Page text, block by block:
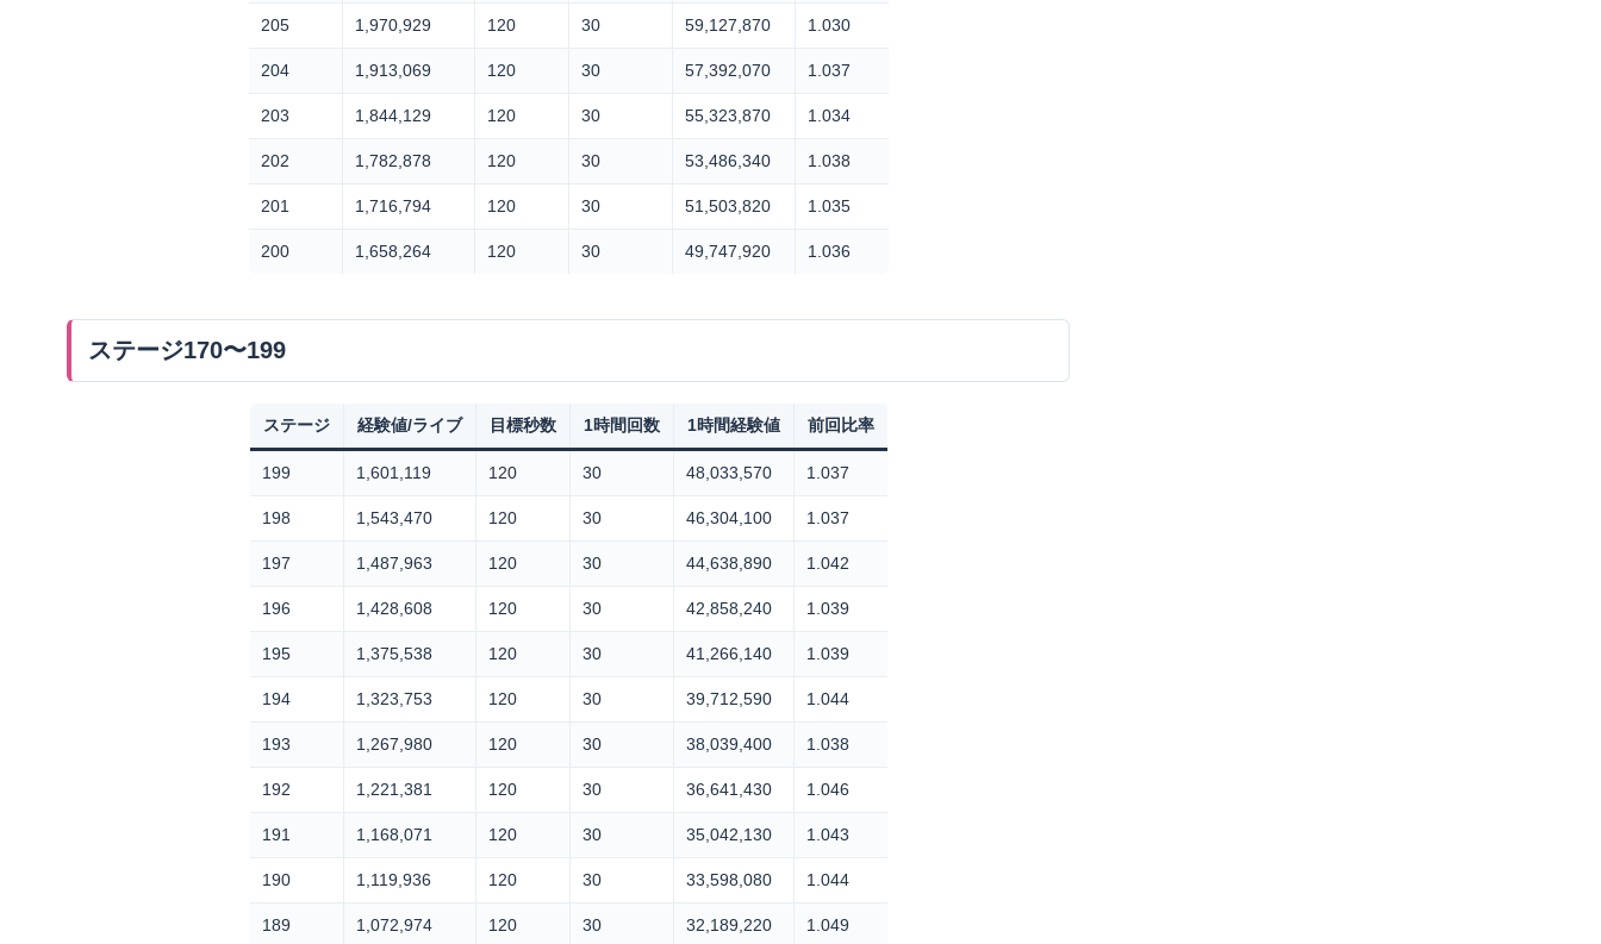
205 1,970,929 120 30 59,127,870 1.030
204 1,913,069 120 30 57,392,070 1.037
203 1,844,129 120 30 55,323,870 1.034
202 1,782,878 120 30 53,486,340 1.038
201 1,716,794 120 30 51,503,820 1.035
200 1,658,264 120 30 49,747,920 1.036
ステージ170〜199
ステージ 経験値/ライブ 目標秒数 1時間回数 1時間経験値 前回比率
199 1,601,119 120 30 48,033,570 1.037
198 1,543,470 120 30 46,304,100 1.037
197 1,487,963 120 30 44,638,890 1.042
196 1,428,608 120 30 42,858,240 1.039
195 1,375,538 120 30 41,266,140 1.039
194 1,323,753 120 30 39,712,590 1.044
193 1,267,980 120 30 38,039,400 1.038
192 1,221,381 120 30 36,641,430 1.046
191 1,168,071 120 30 35,042,130 1.043
190 1,119,936 120 30 33,598,080 1.044
189 1,072,974 120 30 32,189,220 1.049